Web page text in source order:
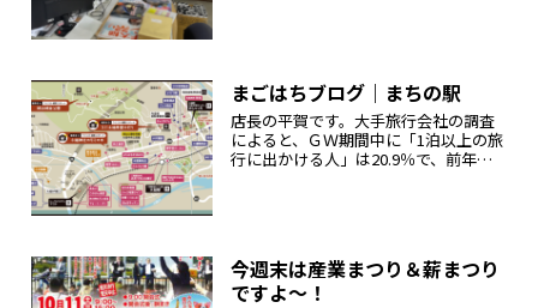
まごはちブログ｜まちの駅
店長の平賀です。大手旅行会社の調査
によると、ＧＷ期間中に「1泊以上の旅
行に出かける人」は20.9％で、前年比
今週末は産業まつり＆薪まつり
ですよ～！